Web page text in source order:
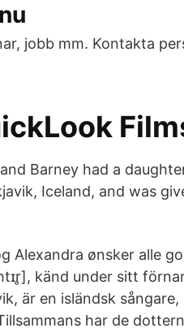
jobb mm. Kontakta
Barney had a
Iceland, and was
Alexandra ønsker alle
känd under sitt
är en isländsk
har de